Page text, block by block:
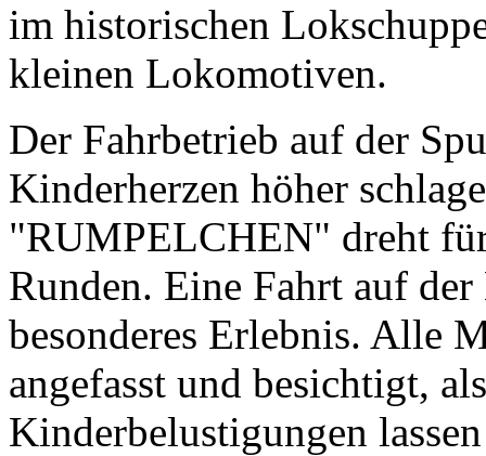
im historischen
kleinen Lokomotiven.
Der Fahrbetrieb auf der
Kinderherzen höher
"RUMPELCHEN" dreht
Runden. Eine Fahrt auf
besonderes Erlebnis. Alle
angefasst und besichtigt,
Kinderbelustigungen